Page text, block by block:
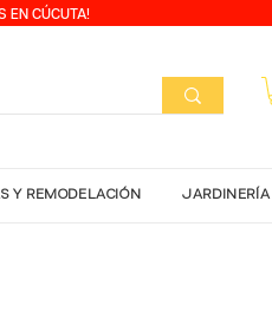
EN CÚCUTA!
Y REMODELACIÓN JARDINERÍA